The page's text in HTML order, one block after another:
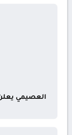
العصيمي